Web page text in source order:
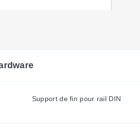
R
Support de fin pour rail DIN